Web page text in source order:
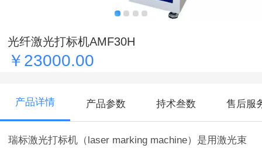
光纤激光打标机AMF30H
￥23000.00
产品详情 产品参数 持术叁数 售后服
瑞标激光打标机（laser marking machine）是用激光束